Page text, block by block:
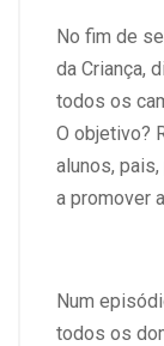
No fim de
da Criança,
todos os
O objetivo?
alunos,
a promover
Num
todos os